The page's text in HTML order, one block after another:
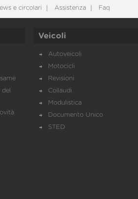
e circolari Assistenza Faq
Veicoli
Autoveicoli
Motocicli
Revisioni
Collaudi
Modulistica
Documento Unico
STED